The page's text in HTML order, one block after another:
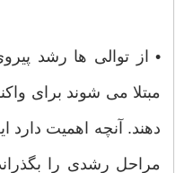
• از توالی ها رشد
مبتلا می شوند برای
دهند. آنچه اهمیت دارد
مراحل رشدی را